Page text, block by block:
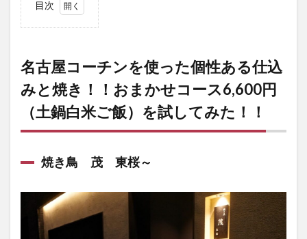
目次
ンを使
った個
性ある
仕込み
と焼
き！！
おまか
ス
6,600
鍋白米
ご飯）
を試し
てみ
名古屋コーチンを使った個性ある仕込
みと焼き！！おまかせコース6,600円
（土鍋白米ご飯）を試してみた！！
焼き鳥 茂 東桜～